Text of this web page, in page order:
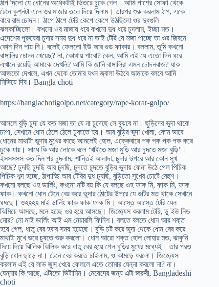
ঠাপ দিলো যে ধোনের অর্ধেকটাই ভিতরে ঢুকে গেল। আমি পাশের সোফা থেকে
টেনে কুশনটা এনে ওর মাজার তলে দিয়ে দিলাম। তারপর শুরু করলাম ঠাপ, একে
বারে রাম চোদন। ঠাপে ঠাপে টেরি কেপে কেপে উঠছিলো ওর দুধগুলি
ঝলকাচ্ছিলো। কখনো ওর মাজায় ধরে কখনো দুধ ধরে চুদলাম, ইচ্ছা মত।
এদেশের পুরুষেরা চুদার সময় দুধ ধরে না তাই টেরি যে মজা পাচ্ছে তা ওর জ়িবনে
কোন দিন পায় নি। বলেই ফেললো ইউ আর গুড ফাকার। বললাম, তুমি কখনো
বাঙ্গালির চোদন খেয়েছ? না, কোথায় পাবো? কেন, আমি এই যে এতো দিন ধরে
এখানে রয়েছি আমাকে দেখনি? আমি কি জানি বাঙ্গালিরা এমন চোদনবাজ? যাক
আজতো দেখলে, এখন থেকে তোমার যখন জ্বালা উঠবে আমাকে বলবে আমি
নিভিয়ে দিব। Bangla choti
https://banglachotigolpo.net/category/rape-korar-golpo/
আসলে বুড়ি চুদা যে কত মজা তা যে না চুদেছে সে বুঝবে না। ছুড়িদের ভুদা থাকে
চাপা, সেখানে ধোন ঠেলে ঠেলে ঢুকাতে হয়। আর বুড়ির ভুদা খোলা, কোন ভাবে
ধোনের মাথাটা ভুদার মুখের কাছে আনলেই হোল, এক্কেবারে পক পক পক পক করে
ঢুকে যায়। সাধে কি আর লোকে বলে ‘খাইতে মজা মুড়ি আর চুদতে মজা বুড়ি’।
ইসসসসস কত দিন পর চুদলাম, শান্তিই আলাদা, চুদার উপরে আর কোন সুখ
আছে? চুদছি চুদছি আর চুদছি, চুদতে চুদতে বুড়ির ভুদায় ফেনা উঠে গেল পিচিক
পিচিক শব্দ হচ্ছে, ঠাপাচ্ছি আর টেরির দুধ চুষছি, বুড়িতো সুখের চোটে বেহুশ।
কখনো বলছে ওহ ডার্লিং, কখনো নটি বয় কি যে বলছে ওহ ফাক মি, ফাক মি, ফাক
ফাক। কখনো ধোন টেনে বের করে ভুদার ঠোটের উপরে যে গুটির মত থাকে সেখানে
ঘষছে। ওহহহহ মাই ডার্লিং ফাক ফাক ফাক মি। আস্তে আস্তে টেরি যেন
ঝিমিয়ে আসছে, মনে হচ্ছে ওর হয়ে আসছে। জিজ্ঞ্যেস করলাম টেরি, ডু ইউ নিড
মোর? নো মাই ডার্লিং আই এম নেয়ারলি ফিনিশ। বলতে বলতে ধোন আর শক্ত
হয়ে গেল, ধাতু বের হবার সময় হয়েছে। বুড়ি চট করে ভুদা থেকে ধোন বের করে
মাথাটা মুখে ভরে চুষতে শুরু করলো। ধোন আরো শক্ত হোল লোহার মত, ঝাকুনি
দিয়ে দিয়ে ঝিলিক ঝিলিক করে ধাতু বের হয়ে গেল বুড়ির মুখের মধ্যেই। তার পরও
বুড়ি ধোন ছাড়ে না। টেনে বের করতে চাইলাম, ও কামড়ে ধরলো। জিজ্ঞ্যেস
করলাম এই যে লাভ জুস খেয়ে ফেললে এতে তোমার ঘেন্না করলো না? না।
ঘেন্নার কি আছে, এটাতো ভিটামিন। মেয়েদের জন্য এটা জরুরী, Bangladeshi
choti